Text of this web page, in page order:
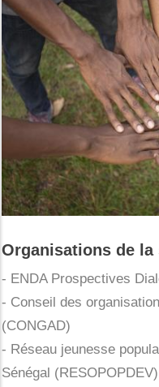
Organisations de
- ENDA Prospectives
- Conseil des
(CONGAD)
- Réseau jeunesse
Sénégal (RESOPOPDEV)